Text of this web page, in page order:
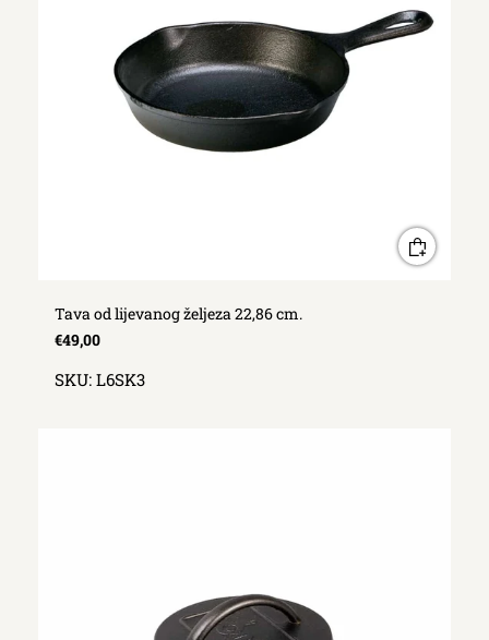
Tava od lijevanog željeza 22,86 cm.
€49,00
SKU: L6SK3